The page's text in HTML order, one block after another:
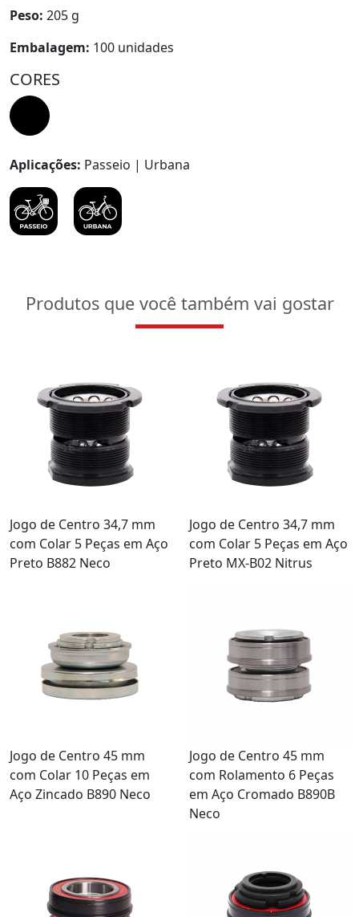
Peso: 205 g
Embalagem: 100 unidades
CORES
Aplicações: Passeio | Urbana
Produtos que você também vai gostar
Jogo de Centro 34,7 mm
com Colar 5 Peças em Aço
Preto B882 Neco
Jogo de Centro 34,7 mm
com Colar 5 Peças em Aço
Preto MX-B02 Nitrus
Jogo de Centro 45 mm
com Colar 10 Peças em
Aço Zincado B890 Neco
Jogo de Centro 45 mm
com Rolamento 6 Peças
em Aço Cromado B890B
Neco